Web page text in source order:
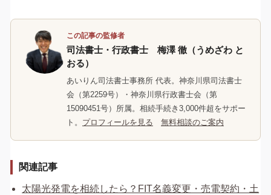
この記事の監修者
司法書士・行政書士 梅澤 徹（うめざわ と
おる）
あいりん司法書士事務所 代表。神奈川県司法書士
会（第2259号）・神奈川県行政書士会（第
15090451号）所属。相続手続き3,000件超をサポー
ト。 プロフィールを見る 無料相談のご案内
関連記事
太陽光発電を相続したら？FIT名義変更・売電契約・土